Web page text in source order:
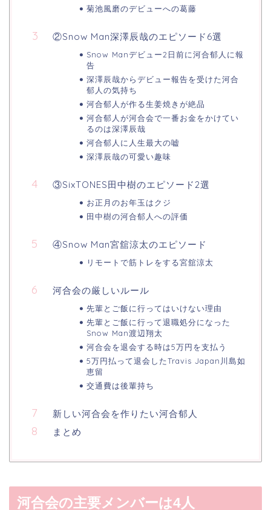
菊池風磨のデビューへの葛藤
②Snow Man深澤辰哉のエピソード6選
Snow Manデビュー2日前に河合郁人に報
告
深澤辰哉からデビュー報告を受けた河合
郁人の気持ち
河合郁人が作る生姜焼きが絶品
河合郁人が河合会で一番お金をかけてい
るのは深澤辰哉
河合郁人に人生最大の嘘
深澤辰哉の可愛い趣味
③SixTONES田中樹のエピソード2選
お正月のお年玉はクジ
田中樹の河合郁人への評価
④Snow Man宮舘涼太のエピソード
リモートで筋トレをする宮舘涼太
河合会の厳しいルール
先輩とご飯に行ってはいけない理由
先輩とご飯に行って退職処分になった
Snow Man渡辺翔太
河合会を退会する時は5万円を支払う
5万円払って退会したTravis Japan川島如
恵留
交通費は後輩持ち
新しい河合会を作りたい河合郁人
まとめ
河合会の主要メンバーは4人